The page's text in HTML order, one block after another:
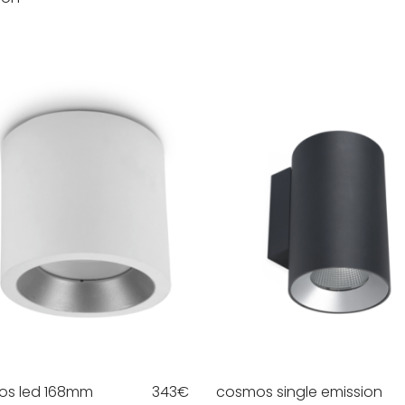
led 168mm 343€
cosmos single emission